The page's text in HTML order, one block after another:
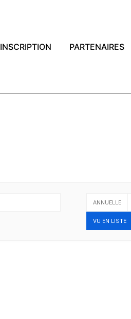
INSCRIPTION PARTENAIRES
ANNUELLE
VU EN LISTE